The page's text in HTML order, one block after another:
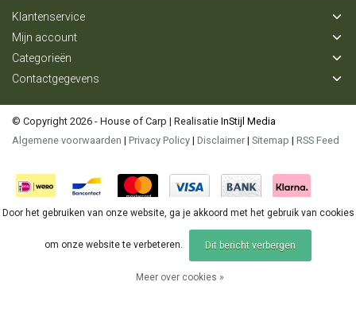
Klantenservice
Mijn account
Categorieën
Contactgegevens
© Copyright 2026 - House of Carp | Realisatie InStijl Media
Algemene voorwaarden | Privacy Policy | Disclaimer | Sitemap | RSS Feed
Door het gebruiken van onze website, ga je akkoord met het gebruik van cookies
om onze website te verbeteren. Dit bericht verbergen
Meer over cookies »